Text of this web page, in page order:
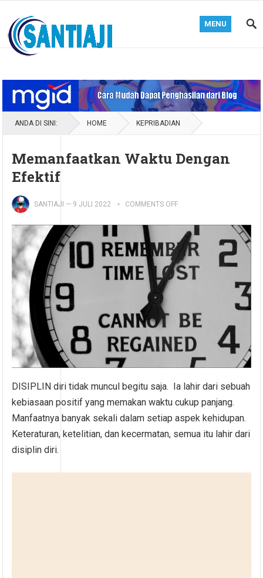
MENU
ANDA DI SINI: HOME KEPRIBADIAN
Memanfaatkan Waktu Dengan
Efektif
SANTIAJI — 9 JULI 2022 COMMENTS OFF
DISIPLIN diri tidak muncul begitu saja. Ia lahir dari sebuah
kebiasaan positif yang memakan waktu cukup panjang.
Manfaatnya banyak sekali dalam setiap aspek kehidupan.
Keteraturan, ketelitian, dan kecermatan, semua itu lahir dari
disiplin diri.